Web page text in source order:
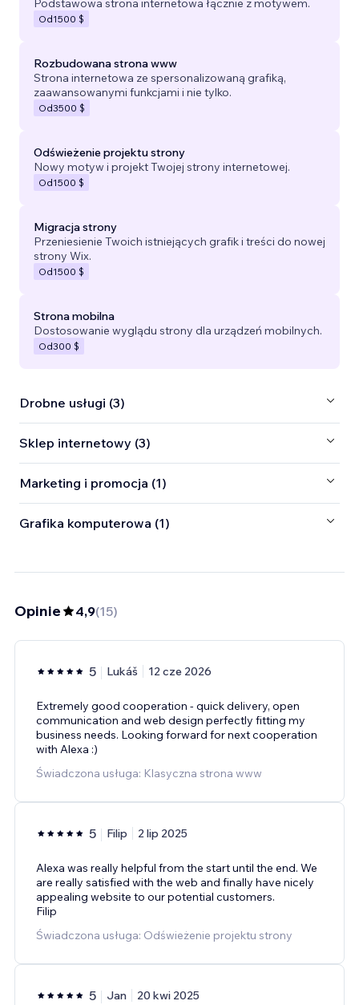
Podstawowa strona internetowa łącznie z motywem.
Od1500 $
Rozbudowana strona www
Strona internetowa ze spersonalizowaną grafiką,
zaawansowanymi funkcjami i nie tylko.
Od3500 $
Odświeżenie projektu strony
Nowy motyw i projekt Twojej strony internetowej.
Od1500 $
Migracja strony
Przeniesienie Twoich istniejących grafik i treści do nowej
strony Wix.
Od1500 $
Strona mobilna
Dostosowanie wyglądu strony dla urządzeń mobilnych.
Od300 $
Drobne usługi (3)
Sklep internetowy (3)
Marketing i promocja (1)
Grafika komputerowa (1)
Opinie 4,9(15)
5 Lukáš 12 cze 2026
Extremely good cooperation - quick delivery, open
communication and web design perfectly fitting my
business needs. Looking forward for next cooperation
with Alexa :)
Świadczona usługa: Klasyczna strona www
5 Filip 2 lip 2025
Alexa was really helpful from the start until the end. We
are really satisfied with the web and finally have nicely
appealing website to our potential customers.
Filip
Świadczona usługa: Odświeżenie projektu strony
5 Jan 20 kwi 2025